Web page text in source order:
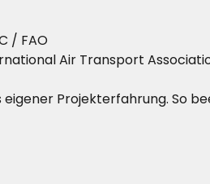
/ FAO
Air Transport
Projekterfahrung. So